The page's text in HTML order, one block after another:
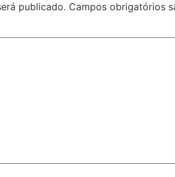
publicado. Campos obrigatórios